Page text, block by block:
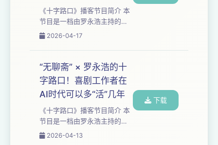
——蔡康永。 蔡康永和小S联
合主持的近3000期《康熙来
了》，是全球华人娱乐世界的
《十字路口》播客节目简介 本
节⽬是⼀档由罗永浩主持的深
度播客类节⽬，每集长达三到
的⼈物展开对话，聚焦于科技
与⼈⽂领域，讲述个体命运故
事，探讨时代发展趋势。 本期
嘉宾：梁建章 梁建章是少年成
名的计算机天才，是打造了在
线旅游帝国的企业家，也是斯
坦福的经济学博士。近年来最
问题的严肃学者，却被网民戏
2026-04-17
“无聊斋” × 罗永浩的十
字路口！喜剧工作者在
AI时代可以多“活”几年
《十字路口》播客节目简介 本
节⽬是⼀档由罗永浩主持的深
度播客类节⽬，每集长达三到
2026-04-13
下载